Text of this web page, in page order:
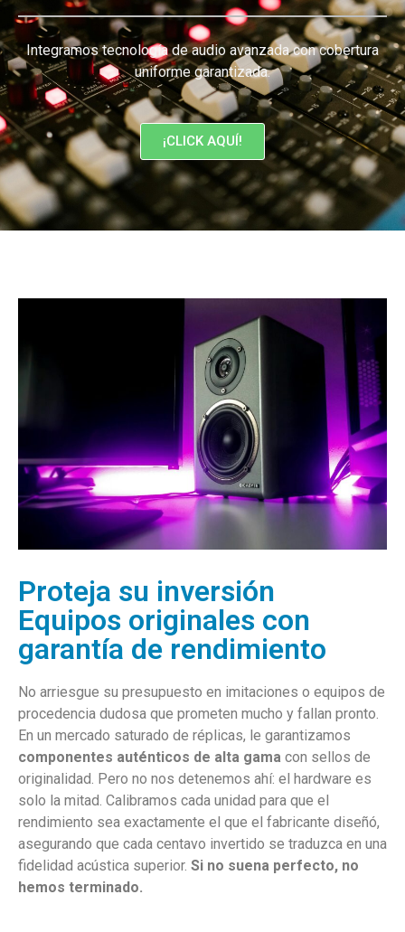
Integramos tecnología de audio avanzada con cobertura
uniforme garantizada.
¡CLICK AQUÍ!
Proteja su inversión
Equipos originales con
garantía de rendimiento
No arriesgue su presupuesto en imitaciones o equipos de
procedencia dudosa que prometen mucho y fallan pronto.
En un mercado saturado de réplicas, le garantizamos
componentes auténticos de alta gama con sellos de
originalidad. Pero no nos detenemos ahí: el hardware es
solo la mitad. Calibramos cada unidad para que el
rendimiento sea exactamente el que el fabricante diseñó,
asegurando que cada centavo invertido se traduzca en una
fidelidad acústica superior. Si no suena perfecto, no
hemos terminado.